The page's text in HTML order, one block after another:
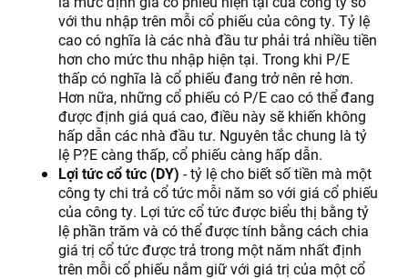
với thu nhập trên mỗi cổ phiếu của công ty. Tỷ lệ
cao có nghĩa là các nhà đầu tư phải trả nhiều tiền
hơn cho mức thu nhập hiện tại. Trong khi P/E
thấp có nghĩa là cổ phiếu đang trở nên rẻ hơn.
Hơn nữa, những cổ phiếu có P/E cao có thể đang
được định giá quá cao, điều này sẽ khiến không
hấp dẫn các nhà đầu tư. Nguyên tắc chung là tỷ
lệ P?E càng thấp, cổ phiếu càng hấp dẫn.
Lợi tức cổ tức (DY) - tỷ lệ cho biết số tiền mà một
công ty chi trả cổ tức mỗi năm so với giá cổ phiếu
của công ty. Lợi tức cổ tức được biểu thị bằng tỷ
lệ phần trăm và có thể được tính bằng cách chia
giá trị cổ tức được trả trong một năm nhất định
trên mỗi cổ phiếu nắm giữ với giá trị của một cổ